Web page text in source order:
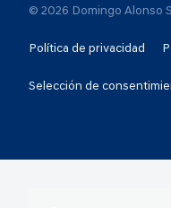
© 2026 Domingo Alonso
Política de privacidad
Selección de